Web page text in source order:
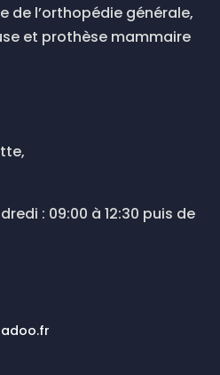
de l’orthopédie générale,
et prothèse mammaire
: 09:00 à 12:30 puis de